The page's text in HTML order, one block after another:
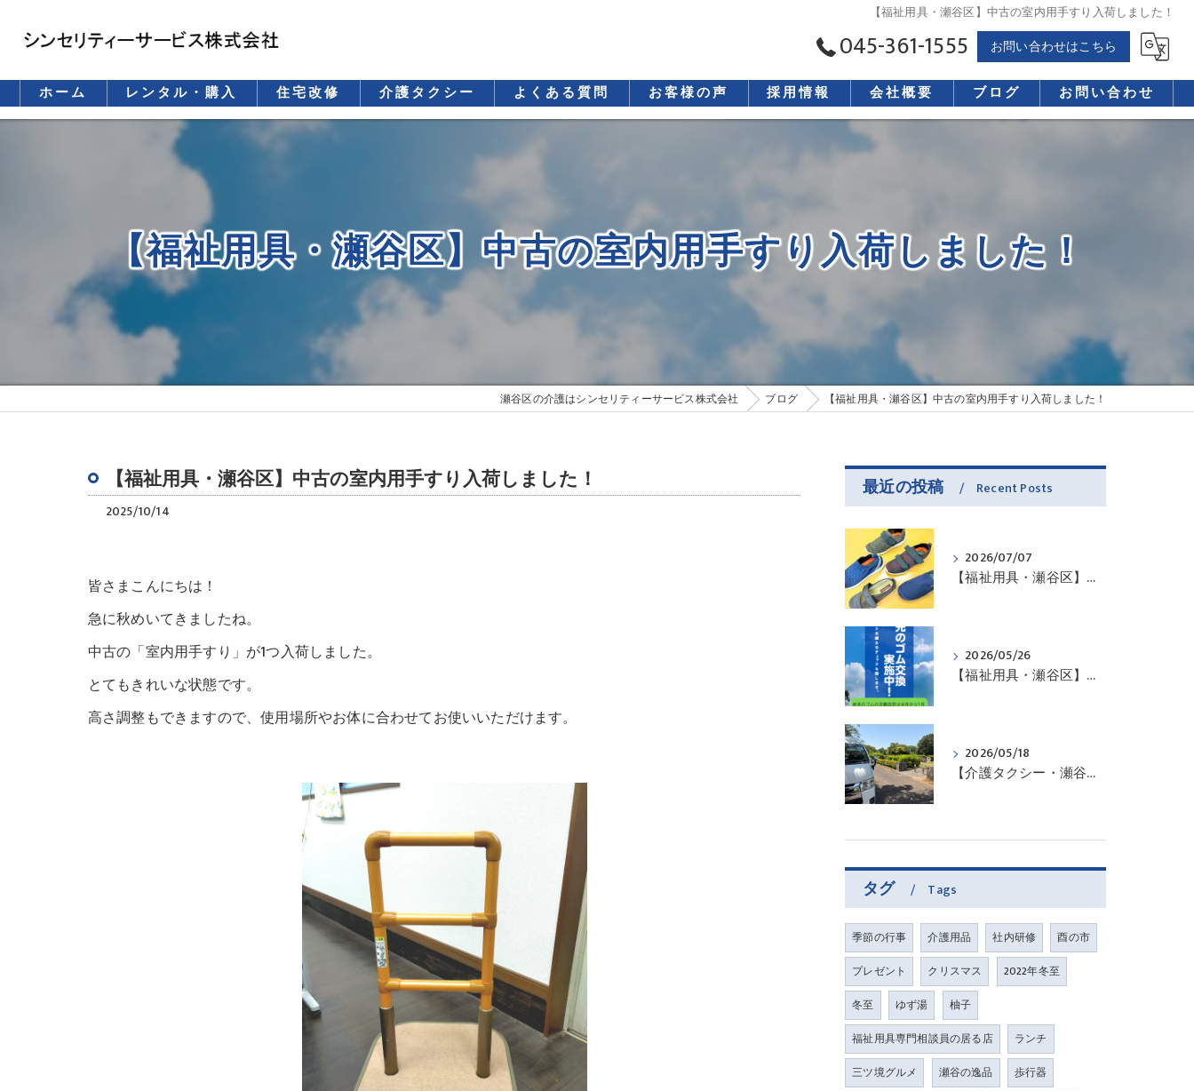
【福祉用具・瀬谷区】中古の室内用手すり入荷しました！
045-361-1555 お問い合わせはこちら
ホーム レンタル・購入
レンタル
購入（保険適用）
購入（自費）
重要事項説明
住宅改修 介護タクシー よくある質問 お客様の声 採用情報 会社概要 ブログ お問い合わせ
【福祉用具・瀬谷区】中古の室内用手すり入荷しました！
瀬谷区の介護はシンセリティーサービス株式会社 ブログ 【福祉用具・瀬谷区】中古の室内用手すり入荷しました！
【福祉用具・瀬谷区】中古の室内用手すり入荷しました！
2025/10/14
皆さまこんにちは！
急に秋めいてきましたね。
中古の「室内用手すり」が1つ入荷しました。
とてもきれいな状態です。
高さ調整もできますので、使用場所やお体に合わせてお使いいただけます。
最近の投稿 Recent Posts
2026/07/07
【福祉用具・瀬谷区】お問い合わせ頂いたので・・・
2026/05/26
【福祉用具・瀬谷区】杖先のゴムは傷んでいませんか？
2026/05/18
【介護タクシー・瀬谷区】お出掛けのお手伝いさせていただきました
タグ Tags
季節の行事 介護用品 社内研修
酉の市
プレゼント
クリスマス
2022年冬至
冬至
ゆず湯
柚子
福祉用具専門相談員の居る店
ランチ
三ツ境グルメ
瀬谷の逸品
歩行器